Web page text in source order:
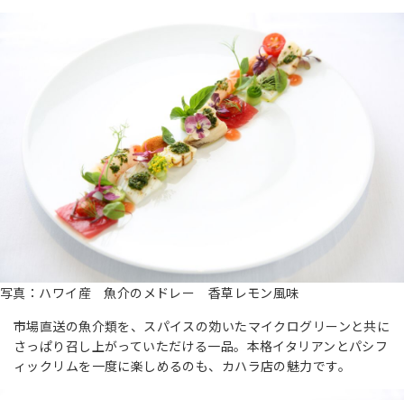
写真：ハワイ産 魚介のメドレー 香草レモン風味
市場直送の魚介類を、スパイスの効いたマイクログリーンと共に
さっぱり召し上がっていただける一品。本格イタリアンとパシフ
ィックリムを一度に楽しめるのも、カハラ店の魅力です。